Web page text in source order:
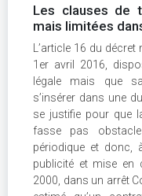
Les clauses de
mais limitées
L’article 16 du
1er avril 2016,
légale mais que
s’insérer dans une
se justifie pour que
fasse pas
périodique et donc,
publicité et mise en
2000, dans un arrêt